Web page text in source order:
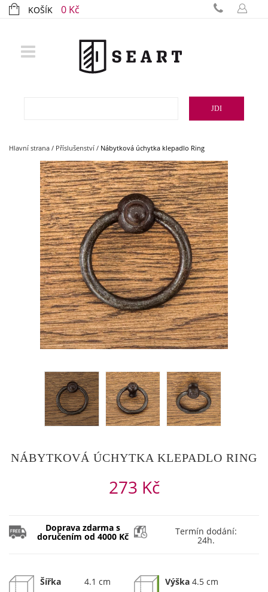
KOŠÍK 0 Kč
JDI
Hlavní strana / Příslušenství / Nábytková úchytka klepadlo Ring
NÁBYTKOVÁ ÚCHYTKA KLEPADLO RING
273 Kč
Doprava zdarma s
doručením od 4000 Kč Termín dodání:
24h.
Šířka 4.1 cm Výška 4.5 cm